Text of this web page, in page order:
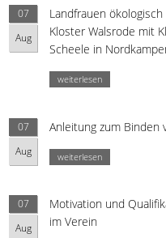
07
Aug
Landfrauen
Kloster Walsrode mit
Scheele in
weiterlesen
07
Aug
Anleitung zum Binden
weiterlesen
07
Aug
Motivation und
im Verein